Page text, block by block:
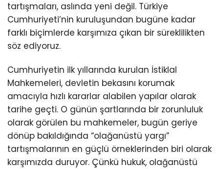
tartışmaları, aslında yeni değil. Türkiye
Cumhuriyeti’nin kuruluşundan bugüne kadar
farklı biçimlerde karşımıza çıkan bir süreklilikten
söz ediyoruz.
Cumhuriyetin ilk yıllarında kurulan İstiklal
Mahkemeleri, devletin bekasını korumak
amacıyla hızlı kararlar alabilen yapılar olarak
tarihe geçti. O günün şartlarında bir zorunluluk
olarak görülen bu mahkemeler, bugün geriye
dönüp bakıldığında “olağanüstü yargı”
tartışmalarının en güçlü örneklerinden biri olarak
karşımızda duruyor. Çünkü hukuk, olağanüstü